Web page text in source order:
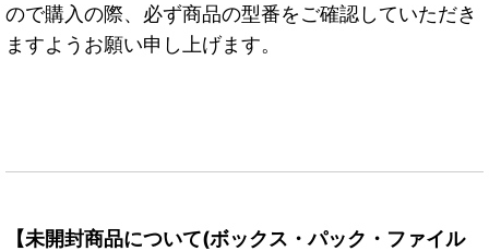
ので購入の際、必ず商品の型番をご確認していただき
ますようお願い申し上げます。
【未開封商品について(ボックス・パック・ファイル